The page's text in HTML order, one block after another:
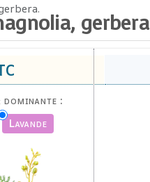
:
Lavande